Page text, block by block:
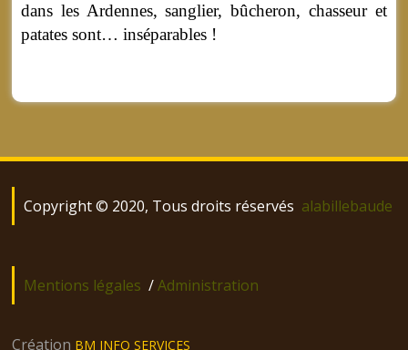
dans les Ardennes, sanglier, bûcheron, chasseur et
patates sont… inséparables !
Copyright © 2020, Tous droits réservés alabillebaude
Mentions légales /Administration
Création BM INFO SERVICES